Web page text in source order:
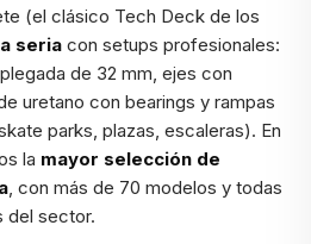
(el clásico Tech Deck de los
seria con setups profesionales:
de 32 mm, ejes con
uretano con bearings y rampas
parks, plazas, escaleras). En
la mayor selección de
, con más de 70 modelos y todas
del sector.